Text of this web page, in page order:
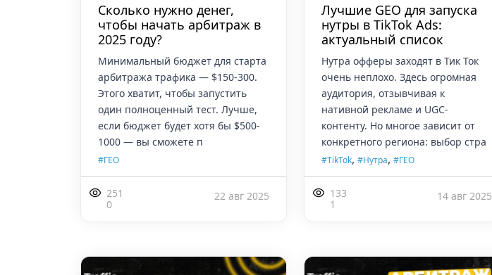
Сколько нужно денег,
чтобы начать арбитраж в
2025 году?
Минимальный бюджет для старта
арбитража трафика — $150-300.
Этого хватит, чтобы запустить
один полноценный тест. Лучше,
если бюджет будет хотя бы $500-
1000 — вы сможете п
#ГЕО
251
0
22 авг 2025
Лучшие GEO для запуска
нутры в TikTok Ads:
актуальный список
Нутра офферы заходят в Тик Ток
очень неплохо. Здесь огромная
аудитория, отзывчивая к
нативной рекламе и UGC-
контенту. Но многое зависит от
конкретного региона: выбор стра
#TikTok, #Нутра, #ГЕО
133
1
14 авг 2025